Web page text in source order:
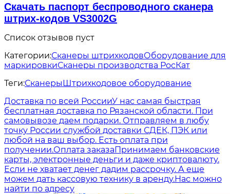
Скачать паспорт беспроводного сканера
штрих-кодов VS3002G
Список отзывов пуст
Категории:Сканеры штрихкодовОборудование для
маркировкиСканеры производства РосКат
Теги:СканерыШтрихкодовое оборудование
Доставка по всей РоссииУ нас самая быстрая
бесплатная доставка по Рязанской области. При
самовывозе даем подарки. Отправляем в любу
точку России службой доставки СДЕК, ПЭК или
любой на ваш выбор. Есть оплата при
получении.Оплата заказаПринимаем банковские
карты, электронные деньги и даже криптовалюту.
Если не хватает денег дадим рассрочку. А еще
можем дать кассовую технику в аренду.Нас можно
найти по адресу